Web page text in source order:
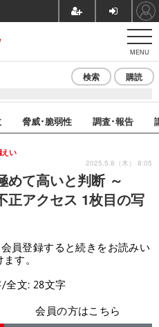
MENU
検索 購読
脅威･脆弱性 調査･報告
めて高いと判断 ～
正アクセス 1枚目の写
い
2025.5.8（木） 8:05
員登録すると続きをお読みい
す。
全文: 28文字
会員の方はこちら